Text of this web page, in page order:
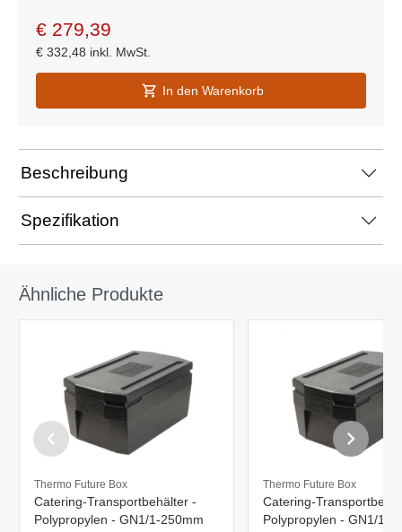
€ 279,39
€ 332,48 inkl. MwSt.
In den Warenkorb
Beschreibung
Spezifikation
Ähnliche Produkte
Thermo Future Box
Catering-Transportbehälter -
Polypropylen - GN1/1-250mm
Thermo Future Box
Catering-
Polypropylen - GN1/1-